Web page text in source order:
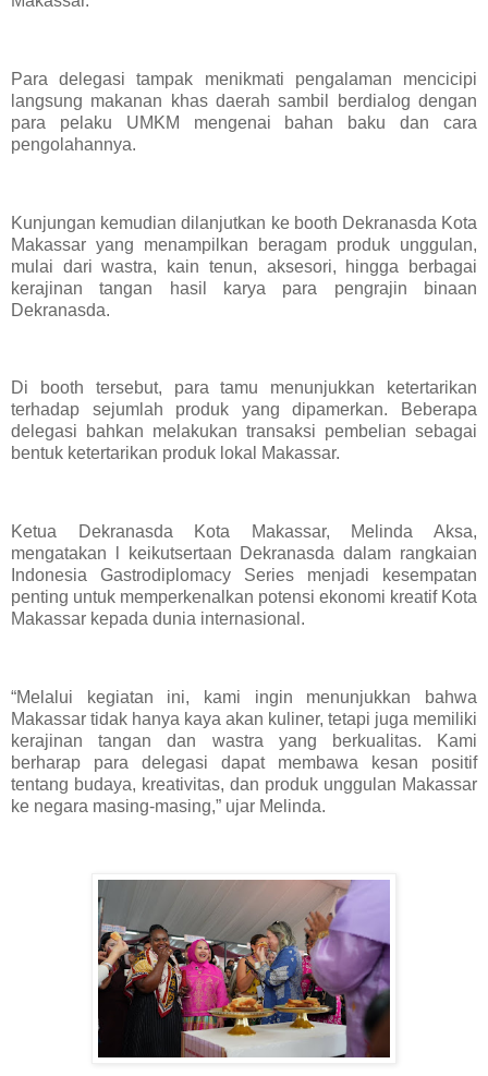
Para delegasi tampak menikmati pengalaman mencicipi
langsung makanan khas daerah sambil berdialog dengan
para pelaku UMKM mengenai bahan baku dan cara
pengolahannya.
Kunjungan kemudian dilanjutkan ke booth Dekranasda Kota
Makassar yang menampilkan beragam produk unggulan,
mulai dari wastra, kain tenun, aksesori, hingga berbagai
kerajinan tangan hasil karya para pengrajin binaan
Dekranasda.
Di booth tersebut, para tamu menunjukkan ketertarikan
terhadap sejumlah produk yang dipamerkan. Beberapa
delegasi bahkan melakukan transaksi pembelian sebagai
bentuk ketertarikan produk lokal Makassar.
Ketua Dekranasda Kota Makassar, Melinda Aksa,
mengatakan l keikutsertaan Dekranasda dalam rangkaian
Indonesia Gastrodiplomacy Series menjadi kesempatan
penting untuk memperkenalkan potensi ekonomi kreatif Kota
Makassar kepada dunia internasional.
“Melalui kegiatan ini, kami ingin menunjukkan bahwa
Makassar tidak hanya kaya akan kuliner, tetapi juga memiliki
kerajinan tangan dan wastra yang berkualitas. Kami
berharap para delegasi dapat membawa kesan positif
tentang budaya, kreativitas, dan produk unggulan Makassar
ke negara masing-masing,” ujar Melinda.